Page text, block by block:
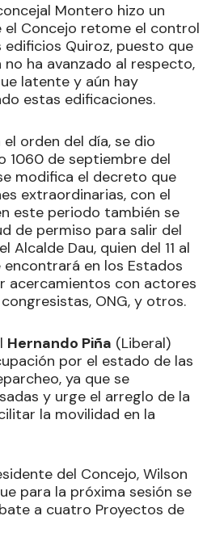
Montero hizo un
el Concejo retome el control
Quiroz, puesto que
ha avanzado al respecto,
latente y aún hay
estas edificaciones.
orden del día, se dio
1060 de septiembre del
modifica el decreto que
extraordinarias, con el
este periodo también se
de permiso para salir del
Alcalde Dau, quien del 11 al
en los Estados
acercamientos con actores
ONG, y otros.
Hernando Piña (Liberal)
por el estado de las
ya que se
y urge el arreglo de la
la movilidad en la
del Concejo, Wilson
para la próxima sesión se
a cuatro Proyectos de